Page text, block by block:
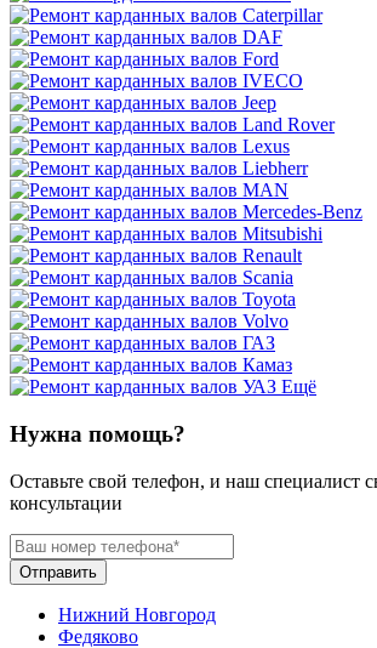
Ещё
Нужна помощь?
Оставьте свой телефон, и наш специалист
консультации
Отправить
Нижний Новгород
Федяково